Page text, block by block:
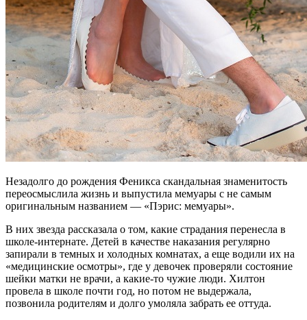
Незадолго до рождения Феникса скандальная знаменитость
переосмыслила жизнь и выпустила мемуары с не самым
оригинальным названием — «Пэрис: мемуары».
В них звезда рассказала о том, какие страдания перенесла в
школе-интернате. Детей в качестве наказания регулярно
запирали в темных и холодных комнатах, а еще водили их на
«медицинские осмотры», где у девочек проверяли состояние
шейки матки не врачи, а какие-то чужие люди. Хилтон
провела в школе почти год, но потом не выдержала,
позвонила родителям и долго умоляла забрать ее оттуда.